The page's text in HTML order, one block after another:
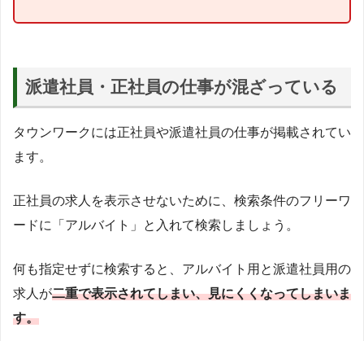
派遣社員・正社員の仕事が混ざっている
タウンワークには正社員や派遣社員の仕事が掲載されてい
ます。
正社員の求人を表示させないために、 検索条件のフリーワ
ードに「アルバイト」と入れて検索しましょう 。
何も指定せずに検索すると、アルバイト用と派遣社員用の
求人が二重で表示されてしまい、見にくくなってしまいま
す。